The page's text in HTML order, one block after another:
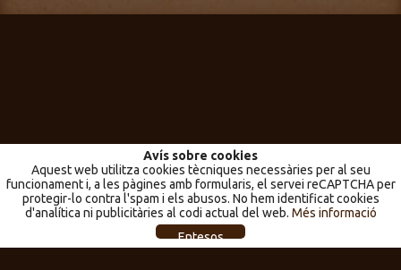
Avís sobre cookies
Aquest web utilitza cookies tècniques necessàries per al seu
funcionament i, a les pàgines amb formularis, el servei reCAPTCHA per
protegir-lo contra l'spam i els abusos. No hem identificat cookies
d'analítica ni publicitàries al codi actual del web. Més informació
Entesos